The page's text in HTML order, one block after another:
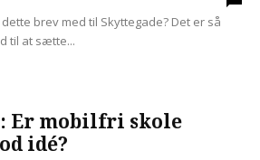
dette brev med til Skyttegade? Det er så
til at sætte...
Er mobilfri skole
idé?